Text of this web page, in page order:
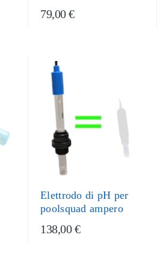
79,00 €
Elettrodo di pH per
poolsquad ampero
138,00 €